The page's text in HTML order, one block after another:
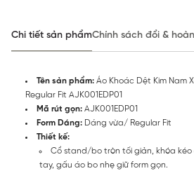
Chi tiết sản phẩmChính sách đổi &
Tên sản phẩm: Áo Khoác Dệt Kim Nam
Regular Fit AJK001EDP01
Mã rút gọn: AJK001EDP01
Form Dáng: Dáng vừa/ Regular Fit
Thiết kế:
Cổ stand/bo tròn tối giản, khóa
tay, gấu áo bo nhẹ giữ form gọn.